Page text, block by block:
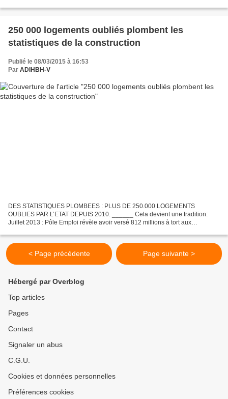
250 000 logements oubliés plombent les
statistiques de la construction
Publié le 08/03/2015 à 16:53
Par ADIHBH-V
DES STATISTIQUES PLOMBEES : PLUS DE 250.000 LOGEMENTS
OUBLIES PAR L’ETAT DEPUIS 2010. ______ Cela devient une tradition:
Juillet 2013 : Pôle Emploi révèle avoir versé 812 millions à tort aux
< Page précédente Page suivante >
Hébergé par Overblog
Top articles
Pages
Contact
Signaler un abus
C.G.U.
Cookies et données personnelles
Préférences cookies